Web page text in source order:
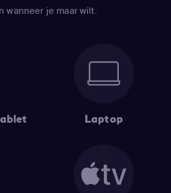
wanneer je maar wilt.
Laptop